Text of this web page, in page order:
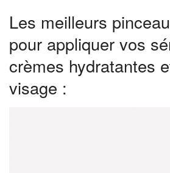
Les meilleurs
pour appliquer vos
crèmes hydratantes
visage :